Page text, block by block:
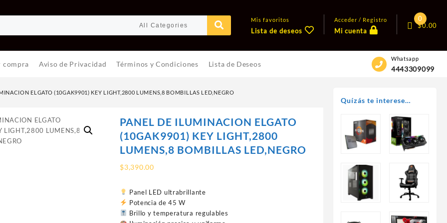
Mis favoritos
Lista de deseos
Acceder / Registro
Mi cuenta
0
$0.00
compra Aviso de Privacidad Términos y Condiciones Lista de Deseos
Whatsapp
4443309099
ELGATO (10GAK9901) KEY LIGHT,2800 LUMENS,8 BOMBILLAS LED,NEGRO
PANEL DE ILUMINACION ELGATO
(10GAK9901) KEY LIGHT,2800
LUMENS,8 BOMBILLAS LED,NEGRO
$3,390.00
Panel LED ultrabrillante
Potencia de 45 W
Brillo y temperatura regulables
Quízás te interese…